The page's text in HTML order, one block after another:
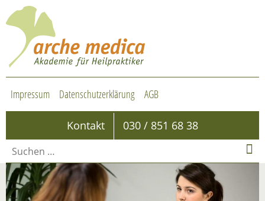
Impressum Datenschutzerklärung AGB
Kontakt 030 / 851 68 38